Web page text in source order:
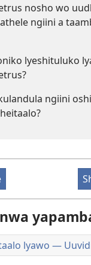
nosho wo
ngiini a
lyeshituluko
ngiini
lyawo —